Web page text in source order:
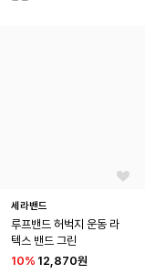
세라밴드
루프밴드 허벅지 운동 라
텍스 밴드 그린
10% 12,870원